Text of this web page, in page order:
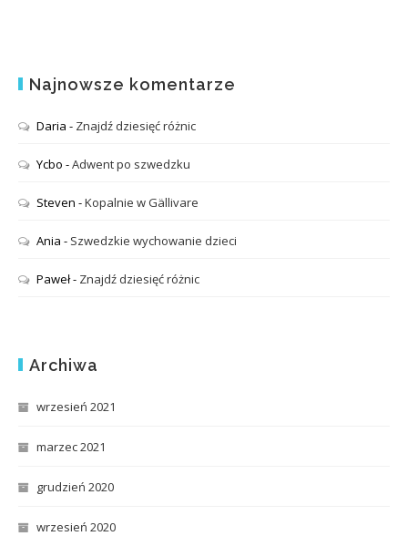
Najnowsze komentarze
Daria - Znajdź dziesięć różnic
Ycbo -Adwent po szwedzku
Steven -Kopalnie w Gällivare
Ania - Szwedzkie wychowanie dzieci
Paweł- Znajdź dziesięć różnic
Archiwa
wrzesień 2021
marzec 2021
grudzień 2020
wrzesień 2020